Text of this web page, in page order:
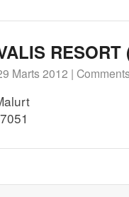
RESORT
Marts 2012 |